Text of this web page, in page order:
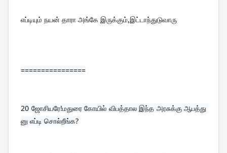
எப்டியும் நயன் தாரா அங்கே இருக்கும்,இட்டாந்துடுவாரு
================
20 ஜோசியரே!மதுரை கோயில் விபத்தால இந்த அரசுக்கு ஆபத்து
னு எப்டி சொல்றீங்க?